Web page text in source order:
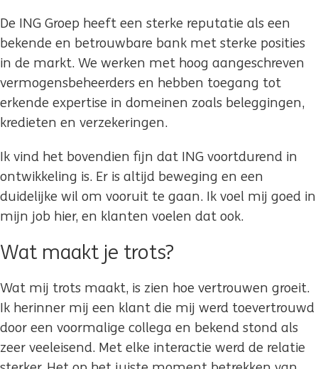
De ING Groep heeft een sterke reputatie als een
bekende en betrouwbare bank met sterke posities
in de markt. We werken met hoog aangeschreven
vermogensbeheerders en hebben toegang tot
erkende expertise in domeinen zoals beleggingen,
kredieten en verzekeringen.
Ik vind het bovendien fijn dat ING voortdurend in
ontwikkeling is. Er is altijd beweging en een
duidelijke wil om vooruit te gaan. Ik voel mij goed in
mijn job hier, en klanten voelen dat ook.
Wat maakt je trots?
Wat mij trots maakt, is zien hoe vertrouwen groeit.
Ik herinner mij een klant die mij werd toevertrouwd
door een voormalige collega en bekend stond als
zeer veeleisend. Met elke interactie werd de relatie